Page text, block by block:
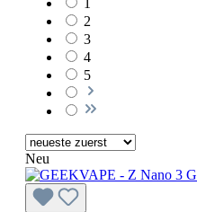
1
2
3
4
5
Neu